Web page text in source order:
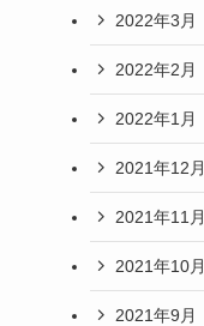
2022年3月
2022年2月
2022年1月
2021年12月
2021年11月
2021年10月
2021年9月